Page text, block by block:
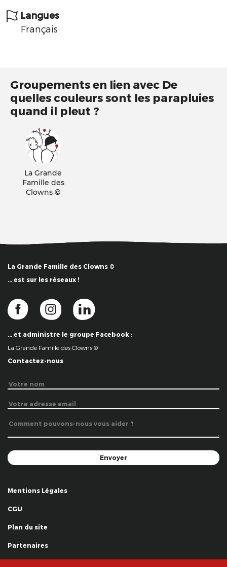
Langues
Français
Groupements en lien avec De
quelles couleurs sont les parapluies
quand il pleut ?
La Grande
Famille des
Clowns ©
La Grande Famille des Clowns ©
… est sur les réseaux !
… et administre le groupe Facebook :
La Grande Famille des Clowns ©
Contactez-nous
Mentions Légales
CGU
Plan du site
Partenaires